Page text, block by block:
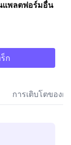
แพลตฟอร์มอื่น
ก
การเติบโตของผู้